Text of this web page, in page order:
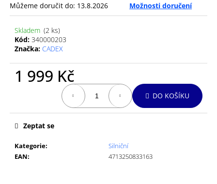
Můžeme doručit do: 13.8.2026 Možnosti doručení
Skladem (2 ks)
Kód: 340000203
Značka: CADEX
1 999 Kč
DO KOŠÍKU
Kategorie:
Silniční
EAN: 4713250833163
Zeptat se
u
j
e
m
e
VANILLA/BEAN
49